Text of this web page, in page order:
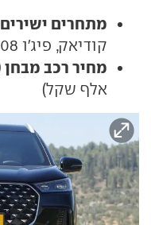
מתחרים
קודיאק, פיג'ו 5008
מחיר רכב
אלף שקל)